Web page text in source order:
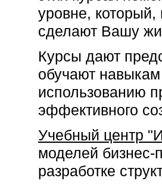
уровне,
сделают Вашу
Курсы дают
обучают
использованию
эффективного
Учебный центр
моделей
разработке